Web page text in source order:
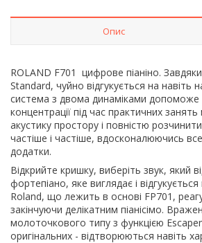
Опис
ROLAND F701 цифрове піаніно.
Standard, чуйно відгукується на
система з двома динаміками
концентрації під час практичних
акустику простору і повністю
частіше і частіше, вдосконалюючись
додатки.
Відкрийте кришку, виберіть звук, який
фортепіано, яке виглядає і
Roland, що лежить в основі FP701,
закінчуючи делікатним піанісімо.
молоточкового типу з функцією
оригінальних - відтворюються навіть